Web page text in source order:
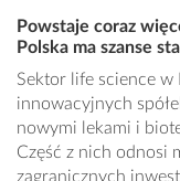
Powstaje coraz
Polska ma szanse
Sektor life science w
innowacyjnych
nowymi lekami i
Część z nich odnosi
zagranicznych